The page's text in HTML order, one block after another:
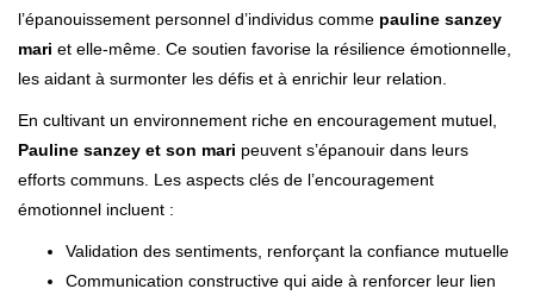
l’épanouissement personnel d’individus comme pauline sanzey
mari et elle-même. Ce soutien favorise la résilience émotionnelle,
les aidant à surmonter les défis et à enrichir leur relation.
En cultivant un environnement riche en encouragement mutuel,
Pauline sanzey et son mari peuvent s’épanouir dans leurs
efforts communs. Les aspects clés de l’encouragement
émotionnel incluent :
Validation des sentiments, renforçant la confiance mutuelle
Communication constructive qui aide à renforcer leur lien